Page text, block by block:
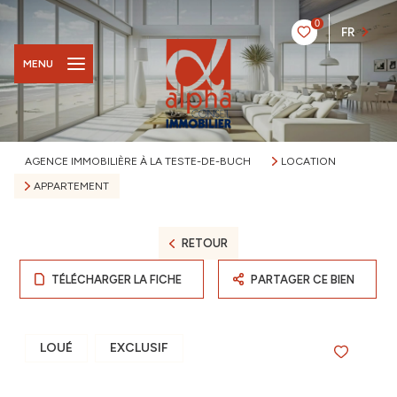
0
FR
MENU
AGENCE IMMOBILIÈRE À LA TESTE-DE-BUCH
LOCATION
APPARTEMENT
RETOUR
TÉLÉCHARGER LA FICHE PARTAGER CE BIEN
LOUÉ EXCLUSIF